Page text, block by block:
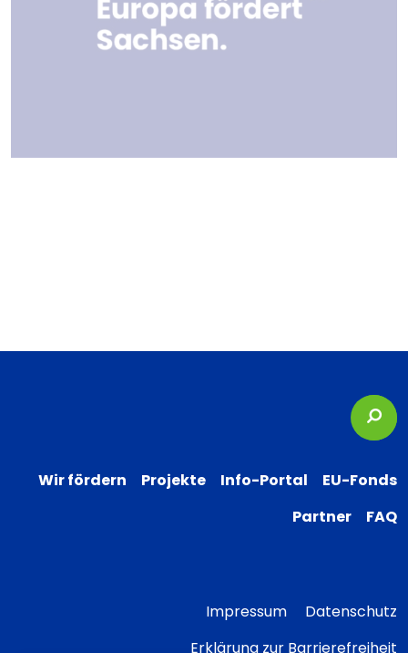
Wir fördern Projekte Info-Portal
EU-Fonds
Partner
FAQ
Impressum
Datenschutz
Erklärung zur Barrierefreiheit